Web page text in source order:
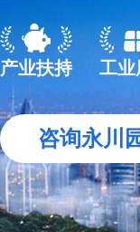
产业扶持 工业
咨询永川